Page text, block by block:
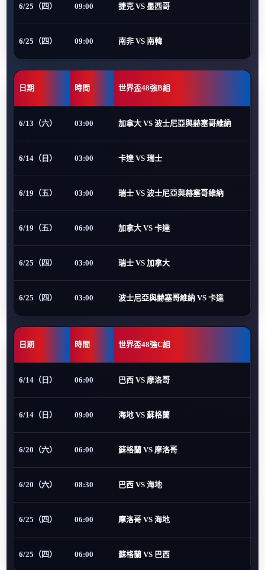
6/25（四） 09:00 捷克 VS 墨西哥
6/25（四） 09:00 南非 VS 南韓
日期 時間 世界盃48強B組
6/13（六） 03:00 加拿大 VS 波士尼亞與赫塞哥維納
6/14（日） 03:00 卡達 VS 瑞士
6/19（五） 03:00 瑞士 VS 波士尼亞與赫塞哥維納
6/19（五） 06:00 加拿大 VS 卡達
6/25（四） 03:00 瑞士 VS 加拿大
6/25（四） 03:00 波士尼亞與赫塞哥維納 VS 卡達
日期 時間 世界盃48強C組
6/14（日） 06:00 巴西 VS 摩洛哥
6/14（日） 09:00 海地 VS 蘇格蘭
6/20（六） 06:00 蘇格蘭 VS 摩洛哥
6/20（六） 08:30 巴西 VS 海地
6/25（四） 06:00 摩洛哥 VS 海地
6/25（四） 06:00 蘇格蘭 VS 巴西